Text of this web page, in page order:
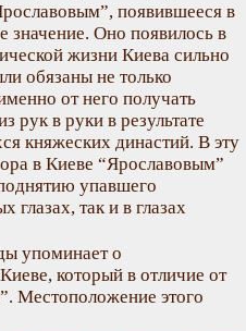
появившееся в
значение. Оно появилось в
жизни Киева сильно
обязаны не только
от него получать
рук в руки в результате
княжеских династий. В эту
в Киеве “Ярославовым”
упавшего
глазах, так и в глазах
упоминает о
который в отличие от
Местоположение этого